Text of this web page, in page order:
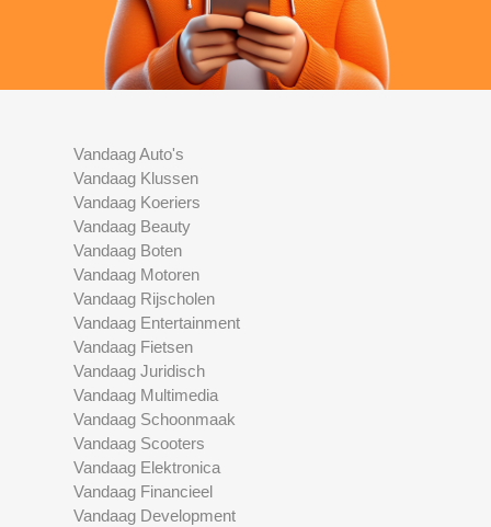
Vandaag Auto's
Vandaag Klussen
Vandaag Koeriers
Vandaag Beauty
Vandaag Boten
Vandaag Motoren
Vandaag Rijscholen
Vandaag Entertainment
Vandaag Fietsen
Vandaag Juridisch
Vandaag Multimedia
Vandaag Schoonmaak
Vandaag Scooters
Vandaag Elektronica
Vandaag Financieel
Vandaag Development